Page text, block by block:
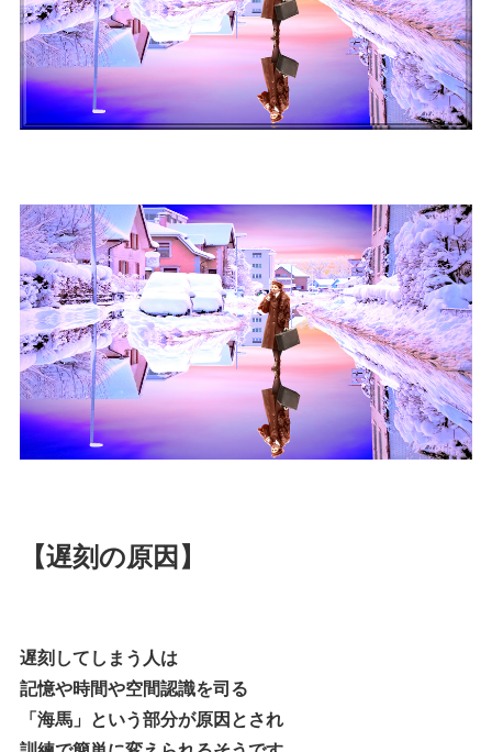
【遅刻の原因】
遅刻してしまう人は
記憶や時間や空間認識を司る
「海馬」という部分が原因とされ